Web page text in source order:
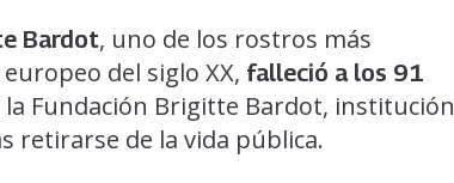
Bardot, uno de los rostros más
del siglo XX, falleció a los 91
Fundación Brigitte Bardot, institución
retirarse de la vida pública.